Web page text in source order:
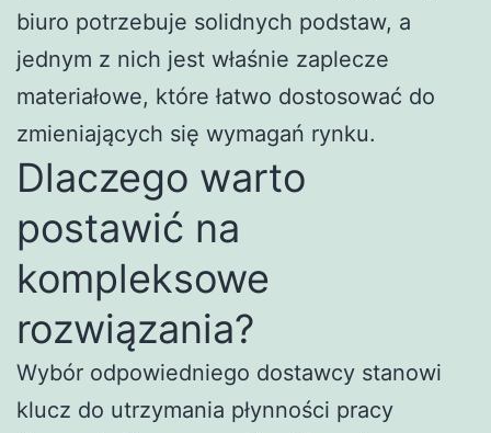
biuro potrzebuje solidnych podstaw, a
jednym z nich jest właśnie zaplecze
materiałowe, które łatwo dostosować do
zmieniających się wymagań rynku.
Dlaczego warto
postawić na
kompleksowe
rozwiązania?
Wybór odpowiedniego dostawcy stanowi
klucz do utrzymania płynności pracy